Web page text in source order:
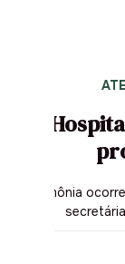
Cerimônia